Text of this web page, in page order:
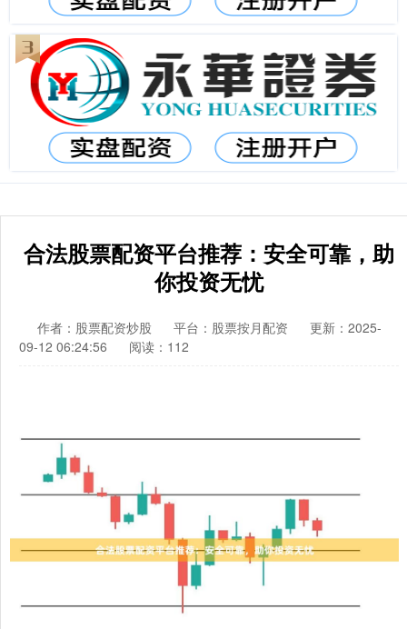
合法股票配资平台推荐：安全可靠，助
你投资无忧
作者：股票配资炒股 平台：股票按月配资
更新：2025-
09-12 06:24:56
阅读：112